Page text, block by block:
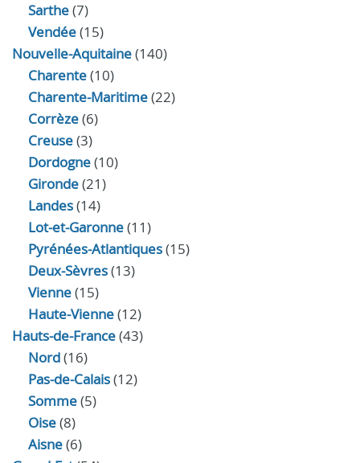
Sarthe(7)
Vendée(15)
Nouvelle-Aquitaine(140)
Charente(10)
Charente-Maritime(22)
Corrèze(6)
Creuse(3)
Dordogne(10)
Gironde(21)
Landes(14)
Lot-et-Garonne(11)
Pyrénées-Atlantiques(15)
Deux-Sèvres(13)
Vienne(15)
Haute-Vienne(12)
Hauts-de-France(43)
Nord(16)
Pas-de-Calais(12)
Somme(5)
Oise(8)
Aisne(6)